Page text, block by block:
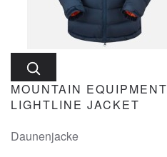
MOUNTAIN EQUIPMENT
LIGHTLINE JACKET
Daunenjacke